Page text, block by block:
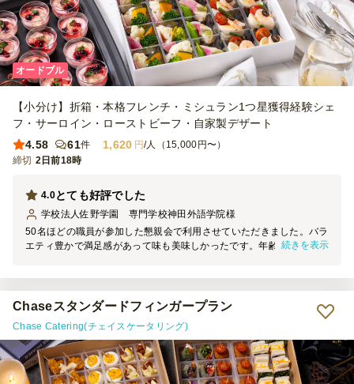
オードブル
【小分け】折箱・本格フレンチ・ミシュラン1つ星獲得経験シェ
フ・サーロイン・ローストビーフ・自家製デザート
4.58
61件 1,620 円/人（15,000円〜）
締切 2日前18時
とても好評でした
4.0
学校法人佐野学園 専門学校神田外語学院様
50名ほどの職員が参加した懇親会で利用させていただきました。バラ
エティ豊かで満足感があって味も美味しかったです。年齢層広く楽し
続きを表示
Chaseスタンダードフィンガープラン
Chase Catering(チェイスケータリング)